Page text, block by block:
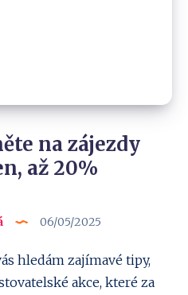
na zájezdy
až 20%
06/05/2025
hledám zajímavé tipy,
akce, které za